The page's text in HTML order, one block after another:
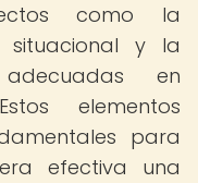
como la
situacional y la
en
elementos
para
efectiva una